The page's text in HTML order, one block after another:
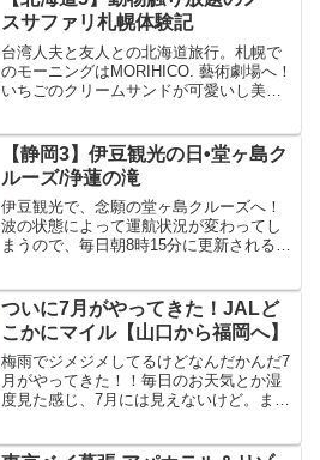
スサファリ札幌体験記
台湾人夫と友人との北海道旅行。札幌で
のモーニングはMORIHICO. 藝術劇場へ！
いちごのクリームサンドが可愛いし美味
だった動物園、ノースサファリ札幌へ。
日本一危険な動物園、と言われているノ
ースサファリサッポロ。普通の動物園で
は無いレア体験ができる
【静岡3】伊豆観光の日•堂ヶ島ク
ルーズ/浄蓮の滝
伊豆観光で、念願の堂ヶ島クルーズへ！
波の状態によって運航状況が変わってし
まうので、毎日朝8時15分に更新される公
絶景！！その後は浄蓮の滝へ。階段数が
多く上るのは大変だったけど、マイナス
イオンが漂っていてとても気持ちが良か
った。
ついに7月がやってきた！JALど
こかにマイル【山口から福岡へ】
梅雨でジメジメしてるけどなんだかんだ7
月がやってきた！！毎日のお天気とか湿
度見た感じ、7月には見えないけど。まだ